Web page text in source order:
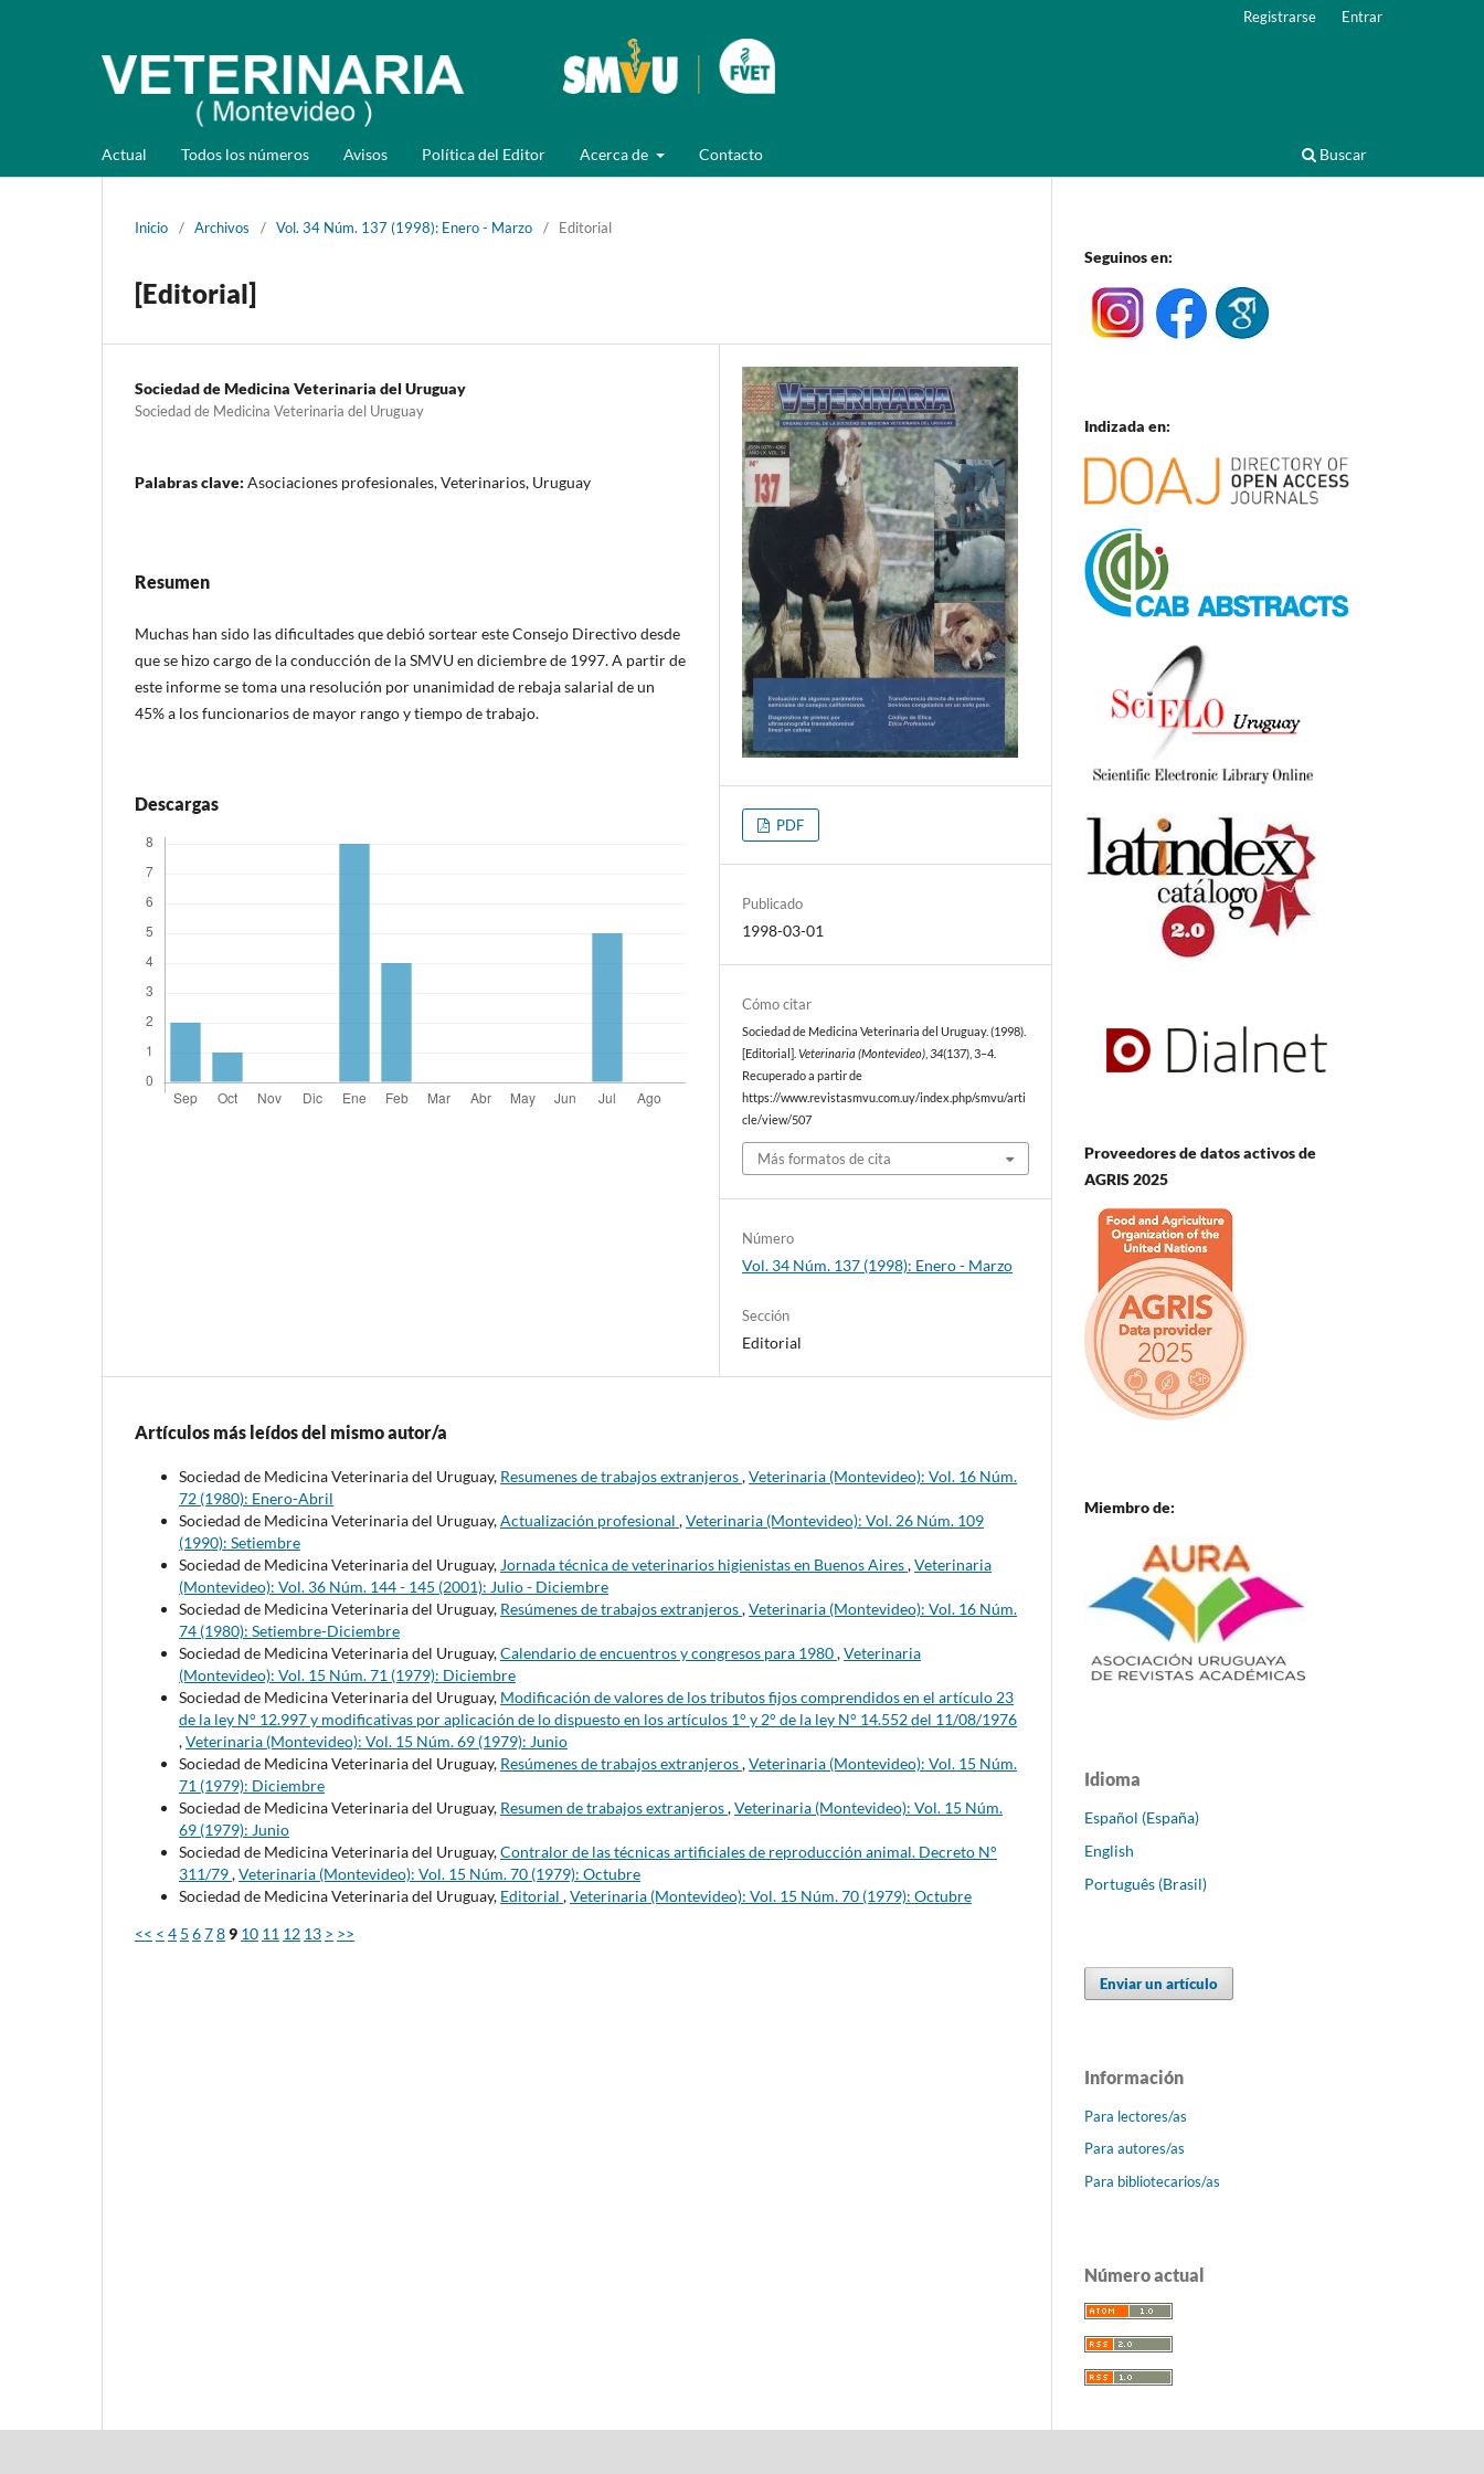
Actual Todos los números Avisos Política del Editor Acerca de Contacto Buscar
Registrarse Entrar
Inicio / Archivos / Vol. 34 Núm. 137 (1998): Enero - Marzo / Editorial
[Editorial]
Sociedad de Medicina Veterinaria del Uruguay
Sociedad de Medicina Veterinaria del Uruguay
Palabras clave: Asociaciones profesionales, Veterinarios, Uruguay
Resumen
Muchas han sido las dificultades que debió sortear este Consejo Directivo desde
que se hizo cargo de la conducción de la SMVU en diciembre de 1997. A partir de
este informe se toma una resolución por unanimidad de rebaja salarial de un
45% a los funcionarios de mayor rango y tiempo de trabajo.
Descargas
PDF
Publicado
1998-03-01
Cómo citar
Sociedad de Medicina Veterinaria del Uruguay. (1998).
[Editorial].Veterinaria (Montevideo) ,34(137), 3–4.
Recuperado a partir de
https://www.revistasmvu.com.uy/index.php/smvu/arti
cle/view/507
Más formatos de cita
Número
Vol. 34 Núm. 137 (1998): Enero - Marzo
Sección
Editorial
Artículos más leídos del mismo autor/a
Sociedad de Medicina Veterinaria del Uruguay, Resumenes de trabajos extranjeros,Veterinaria (Montevideo): Vol. 16 Núm.
72 (1980): Enero-Abril
Sociedad de Medicina Veterinaria del Uruguay,Actualización profesional ,Veterinaria (Montevideo): Vol. 26 Núm. 109
(1990): Setiembre
Sociedad de Medicina Veterinaria del Uruguay, Jornada técnica de veterinarios higienistas en Buenos Aires,Veterinaria
(Montevideo): Vol. 36 Núm. 144 - 145 (2001): Julio - Diciembre
Sociedad de Medicina Veterinaria del Uruguay, Resúmenes de trabajos extranjeros,Veterinaria (Montevideo): Vol. 16 Núm.
74 (1980): Setiembre-Diciembre
Sociedad de Medicina Veterinaria del Uruguay,Calendario de encuentros y congresos para 1980,Veterinaria
(Montevideo): Vol. 15 Núm. 71 (1979): Diciembre
Sociedad de Medicina Veterinaria del Uruguay, Modificación de valores de los tributos fijos comprendidos en el artículo 23
de la ley N° 12.997 y modificativas por aplicación de lo dispuesto en los artículos 1° y 2° de la ley N° 14.552 del 11/08/1976
,Veterinaria (Montevideo): Vol. 15 Núm. 69 (1979): Junio
Sociedad de Medicina Veterinaria del Uruguay, Resúmenes de trabajos extranjeros,Veterinaria (Montevideo): Vol. 15 Núm.
71 (1979): Diciembre
Sociedad de Medicina Veterinaria del Uruguay, Resumen de trabajos extranjeros,Veterinaria (Montevideo): Vol. 15 Núm.
69 (1979): Junio
Sociedad de Medicina Veterinaria del Uruguay,Contralor de las técnicas artificiales de reproducción animal. Decreto N°
311/79,Veterinaria (Montevideo): Vol. 15 Núm. 70 (1979): Octubre
Sociedad de Medicina Veterinaria del Uruguay, Editorial ,Veterinaria (Montevideo): Vol. 15 Núm. 70 (1979): Octubre
<< < 4 5 6789 10 11 12 13 > >>
Seguinos en:
Indizada en:
Proveedores de datos activos de
AGRIS 2025
Miembro de:
Idioma
Español (España)
English
Português (Brasil)
Enviar un artículo
Información
Para lectores/as
Para autores/as
Para bibliotecarios/as
Número actual